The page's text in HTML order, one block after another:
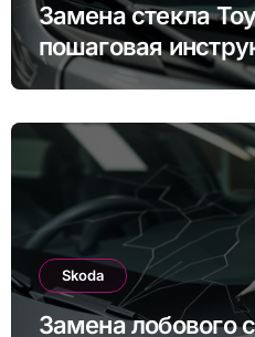
Замена стекла
пошаговая
руками
Skoda
Замена лобового